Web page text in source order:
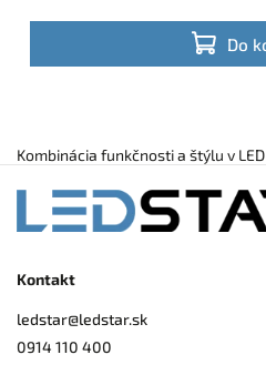
Do
Kombinácia funkčnosti a štýlu v
Kontakt
ledstar@ledstar.sk
0914 110 400